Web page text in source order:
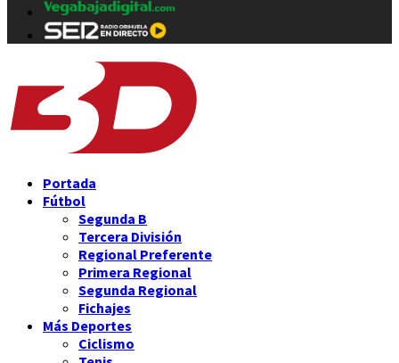
Portada
Fútbol
Segunda B
Tercera División
Regional Preferente
Primera Regional
Segunda Regional
Fichajes
Más Deportes
Ciclismo